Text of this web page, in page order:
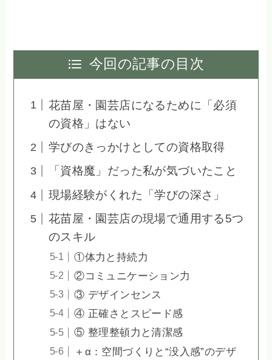
今回の記事の目次
花苗屋・園芸店になるために「必須
の資格」はない
学びのきっかけとしての資格取得
「資格魔」だった私が気づいたこと
現場経験がくれた「学びの深さ」
花苗屋・園芸店の現場で通用する5つ
のスキル
①体力と持続力
②コミュニケーション力
③ デザインセンス
④ 正確さとスピード感
⑤ 整理整頓力と清潔感
＋α：空間づくりと“没入感”のデザ